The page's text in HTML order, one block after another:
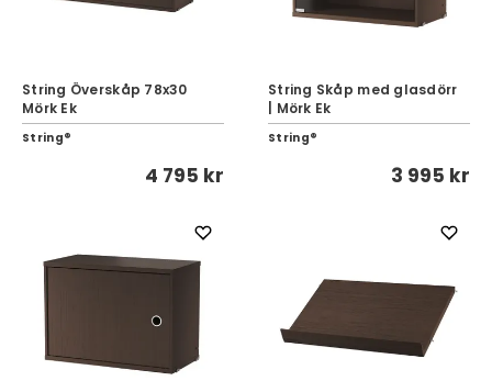
String Överskåp 78x30
Mörk Ek
String®
4 795 kr
String Skåp med glasdörr
| Mörk Ek
String®
3 995 kr